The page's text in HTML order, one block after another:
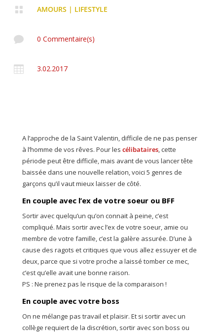
 AMOURS | LIFESTYLE
 0 Commentaire(s)
 3.02.2017
A l’approche de la Saint Valentin, difficile de ne pas penser
à l’homme de vos rêves. Pour les célibataires, cette
période peut être difficile, mais avant de vous lancer tête
baissée dans une nouvelle relation, voici 5 genres de
garçons qu’il vaut mieux laisser de côté.
En couple avec l’ex de votre soeur ou BFF
Sortir avec quelqu’un qu’on connait à peine, c’est
compliqué. Mais sortir avec l’ex de votre soeur, amie ou
membre de votre famille, c’est la galère assurée. D’une à
cause des ragots et critiques que vous allez essuyer et de
deux, parce que si votre proche a laissé tomber ce mec,
c’est qu’elle avait une bonne raison.
PS : Ne prenez pas le risque de la comparaison !
En couple avec votre boss
On ne mélange pas travail et plaisir. Et si sortir avec un
collège requiert de la discrétion, sortir avec son boss ou